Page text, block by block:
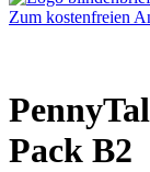
Zum kostenfreien
Pack B2